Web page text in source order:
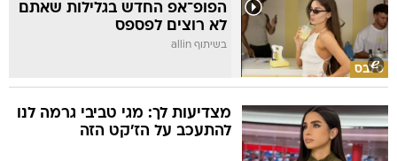
סלבס
הפופ־אפ החדש בגלילות שאתם
לא רוצים לפספס
בשיתוף allin
מצדיעות לך: מגי טביבי גרמה לנו
להתעכב על הז'קט הזה